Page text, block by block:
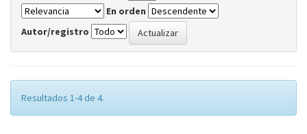
En orden
Autor/registro
Resultados 1-4 de 4.